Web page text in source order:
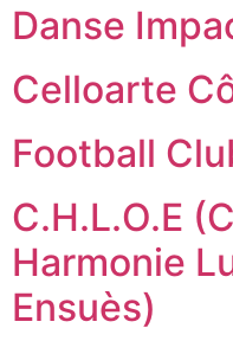
Danse
Celloarte
Football
C.H.L.O.E
Harmonie
Ensuès)